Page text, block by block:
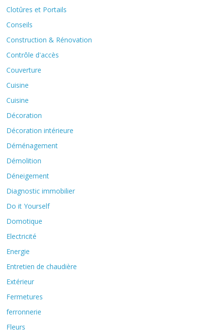
Clotûres et Portails
Conseils
Construction & Rénovation
Contrôle d'accès
Couverture
Cuisine
Cuisine
Décoration
Décoration intérieure
Déménagement
Démolition
Déneigement
Diagnostic immobilier
Do it Yourself
Domotique
Electricité
Energie
Entretien de chaudière
Extérieur
Fermetures
ferronnerie
Fleurs